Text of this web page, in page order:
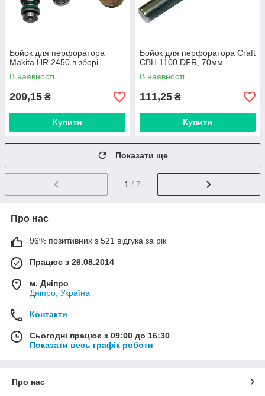
Бойок для перфоратора
Makita HR 2450 в зборі
В наявності
209,15 ₴
Купити
Бойок для перфоратора Craft
CBH 1100 DFR, 70мм
В наявності
111,25 ₴
Купити
Показати ще
1 / 7
Про нас
96% позитивних з 521 відгука за рік
Працює з 26.08.2014
м. Дніпро
Дніпро, Україна
Контакти
Сьогодні працює з 09:00 до 16:30
Показати весь графік роботи
Про нас